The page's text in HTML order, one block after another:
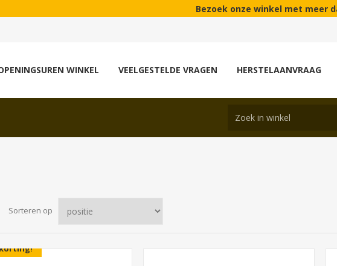
Bezoek onze winkel met meer dan 60 TV's
WINKEL VEELGESTELDE VRAGEN HERSTELAANVRAAG
Sorteren op